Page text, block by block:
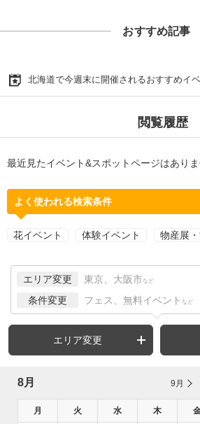
おすすめ記事
北海道で今週末に開催されるおすすめイ
閲覧履歴
最近見たイベント&スポットページはありま
よく使われる検索条件
花イベント 体験イベント 物産展
エリア変更 東京、大阪市 など
条件変更 フェス、無料イベント など
エリア変更
8月 9月
月 火 水 木